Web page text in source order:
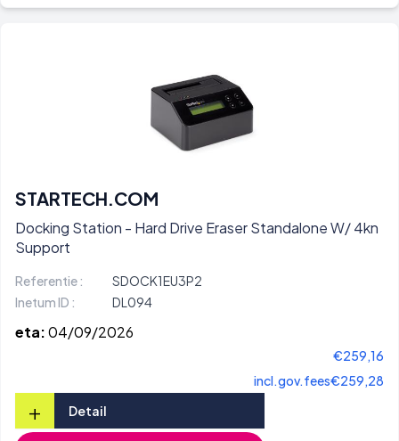
STARTECH.COM
Docking Station - Hard Drive Eraser Standalone W/ 4kn
Support
Referentie :
SDOCK1EU3P2
Inetum ID :
DL094
eta:04/09/2026
€259,16
incl.gov.fees€259,28
+ Detail